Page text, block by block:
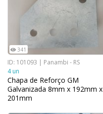
341
ID: 101093 | Panambi - RS
4 un
Chapa de Reforço GM
Galvanizada 8mm x 192mm x
201mm